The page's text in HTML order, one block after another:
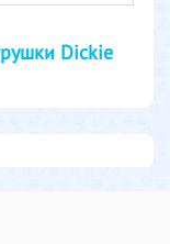
Dickie